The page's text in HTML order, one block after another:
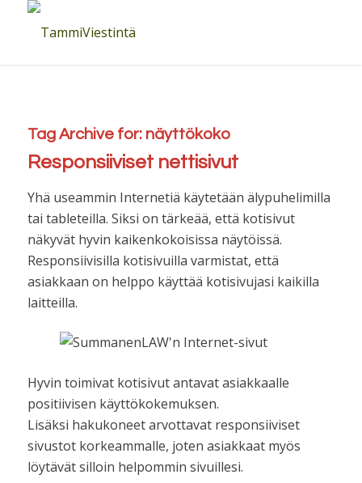
Tag Archive for: näyttökoko
Responsiiviset nettisivut
Yhä useammin Internetiä käytetään älypuhelimilla
tai tableteilla. Siksi on tärkeää, että kotisivut
näkyvät hyvin kaikenkokoisissa näytöissä.
Responsiivisilla kotisivuilla varmistat, että
asiakkaan on helppo käyttää kotisivujasi kaikilla
laitteilla.
Hyvin toimivat kotisivut antavat asiakkaalle
positiivisen käyttökokemuksen.
Lisäksi hakukoneet arvottavat responsiiviset
sivustot korkeammalle, joten asiakkaat myös
löytävät silloin helpommin sivuillesi.